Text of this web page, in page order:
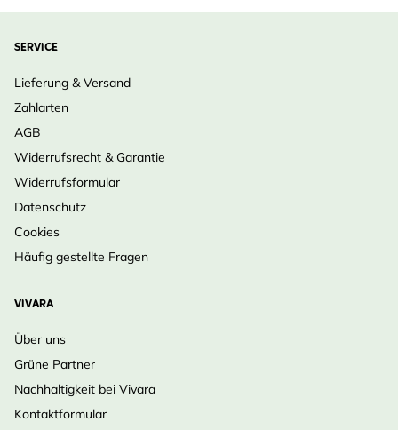
SERVICE
Lieferung & Versand
Zahlarten
AGB
Widerrufsrecht & Garantie
Widerrufsformular
Datenschutz
Cookies
Häufig gestellte Fragen
VIVARA
Über uns
Grüne Partner
Nachhaltigkeit bei Vivara
Kontaktformular